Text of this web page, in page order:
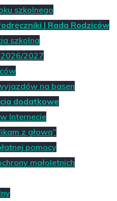
szkolnego
| Rada Rodziców
szkolna
2027
na basen
dodatkowe
Internecie
z głową”
pomocy
małoletnich